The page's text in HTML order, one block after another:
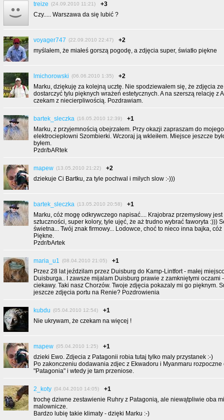
treize (24.09.2010 11:21)
+3
Czy..... Warszawa da się lubić ?
voyager747 (22.09.2010 22:47)
+2
myślałem, że miałeś gorszą pogodę, a zdjęcia super, światło piękne
lmichorowski (06.06.2010 1:35)
+2
Marku, dziękuję za kolejną ucztę. Nie spodziewałem się, że zdjęcia
dostarczyć tylu pięknych wrażeń estetycznych. A na szerszą relację z
czekam z niecierpliwością. Pozdrawiam.
bartek_sleczka (16.05.2010 12:39)
+1
Marku, z przyjemnością obejrzałem. Przy okazji zapraszam do
elektrociepłowni Szombierki. Wczoraj ją wkleiłem. Miejsce jeszcze
byłem.
Pzdr/bARtek
mapew (13.05.2010 21:22)
+2
dziekuje Ci Bartku, za tyle pochwal i milych slow :-)))
bartek_sleczka (13.05.2010 20:58)
+1
Marku, cóż mogę odkrywczego napisać.... Krajobraz przemysłowy
sztuczności, super kolory, tyle ujęć, że aż trudno wybrać faworyta :)))
świetna... Twój znak firmowy... Lodowce, choć to nieco inna bajka, cóż
Piękne.
Pzdr/bArtek
maria_u1 (08.04.2010 21:05)
+1
Przez 28 lat jeździlam przez Duisburg do Kamp-Lintfort - małej
Duisburga.. I zawsze mijalam Duisburg prawie z zamkniętymi oczami
ciekawy. Taki nasz Chorzów. Twoje zdjęcia pokazaly mi go pięknym.
jeszcze zdjęcia portu na Renie? Pozdrowienia
kubdu (05.04.2010 12:54)
+1
Nie ukrywam, że czekam na więcej !
mapew (05.04.2010 1:25)
+1
dzieki Ewo. Zdjecia z Patagonii robia tutaj tylko maly przystanek :-)
Po zakonczeniu dodawania zdjec z Ekwadoru i Myanmaru rozpoczne
"Patagonia" i wtedy je tam przeniose.
2_koty (04.04.2010 14:05)
+1
trochę dziwne zestawienie Ruhry z Patagonią, ale niewątpliwie oba
malownicze.
Bardzo lubię takie klimaty - dzięki Marku :-)